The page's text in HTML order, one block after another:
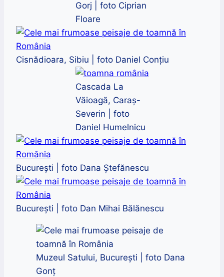
Gorj | foto Ciprian
Floare
Cisnădioara, Sibiu | foto Daniel Conțiu
Cascada La
Văioagă, Caraş-
Severin | foto
Daniel Humelnicu
București | foto Dana Ștefănescu
București | foto Dan Mihai Bălănescu
Muzeul Satului, București | foto Dana
Gonț